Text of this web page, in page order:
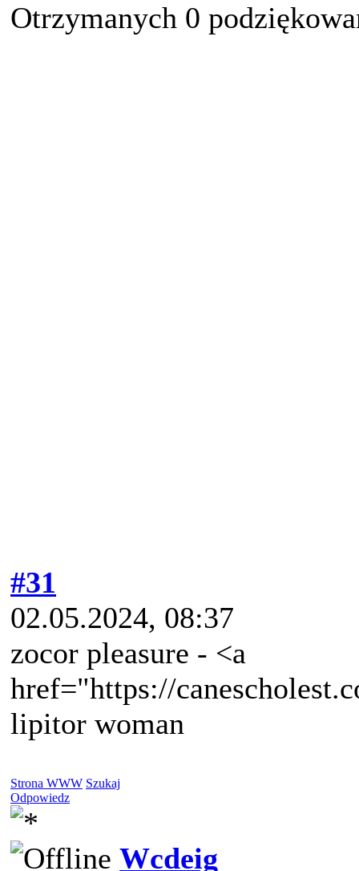
Otrzymanych 0
#31
02.05.2024, 08:37
zocor pleasure - <a
href="https://
lipitor woman
Strona WWW Szukaj
Odpowiedz
Wcdeig